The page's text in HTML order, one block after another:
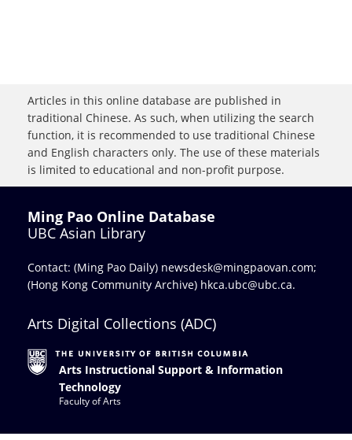
Articles in this online database are published in
traditional Chinese. As such, when utilizing the search
function, it is recommended to use traditional Chinese
and English characters only. The use of these materials
is limited to educational and non-profit purpose.
Ming Pao Online Database
UBC Asian Library
Contact: (Ming Pao Daily) newsdesk@mingpaovan.com;
(Hong Kong Community Archive) hkca.ubc@ubc.ca.
Arts Digital Collections (ADC)
Arts Instructional Support & Information
Technology
Faculty of Arts